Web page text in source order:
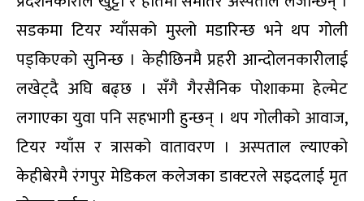
सडकमा टियर ग्याँसको मुस्लो मडारिन्छ भने थप गोली
पड्किएको सुनिन्छ । केहीछिनमै प्रहरी आन्दोलनकारीलाई
लखेट्दै अघि बढ्छ । सँगै गैरसैनिक पोशाकमा हेल्मेट
लगाएका युवा पनि सहभागी हुन्छन् । थप गोलीको आवाज,
टियर ग्याँस र त्रासको वातावरण । अस्पताल ल्याएको
केहीबेरमै रंगपुर मेडिकल कलेजका डाक्टरले सइदलाई मृत